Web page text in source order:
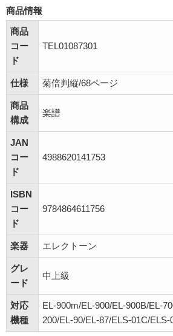
商品情報
商品
コー
ド
TEL01087301
仕様 菊倍判縦/68ページ
商品
構成
楽譜
JAN
コー
ド
4988620141753
ISBN
コー
ド
9784864611756
楽器 エレクトーン
グレ
ード
中上級
対応
機種
EL-900m/EL-900/EL-900B/EL-
200/EL-90/EL-87/ELS-01C/ELS-